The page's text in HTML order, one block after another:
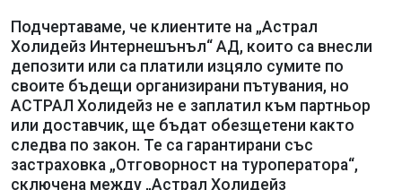
Подчертаваме, че клиентите на „Астрал
Холидейз Интернешънъл“ АД, които са внесли
депозити или са платили изцяло сумите по
своите бъдещи организирани пътувания, но
АСТРАЛ Холидейз не е заплатил към партньор
или доставчик, ще бъдат обезщетени както
следва по закон. Те са гарантирани със
застраховка „Отговорност на туроператора“,
сключена между „Астрал Холидейз